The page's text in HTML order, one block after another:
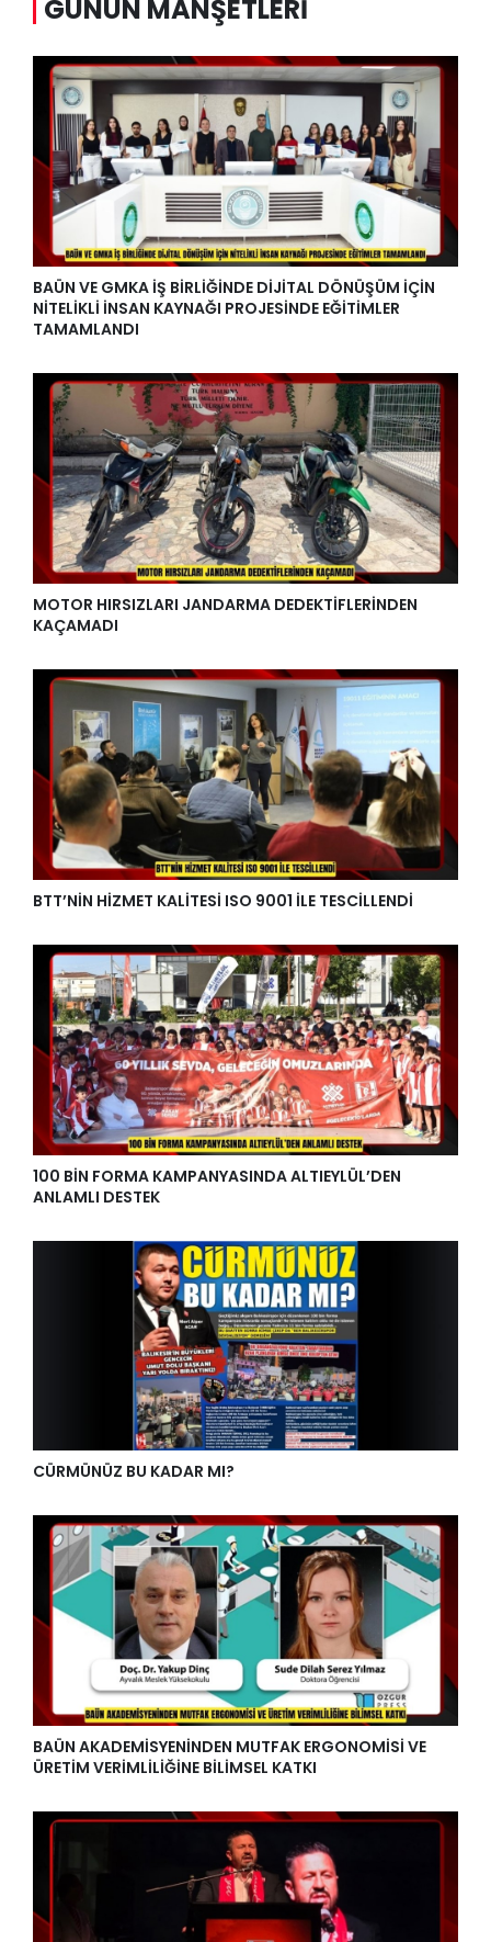
GÜNÜN MANŞETLERI
BAÜN VE GMKA İŞ BİRLİĞİNDE DİJİTAL DÖNÜŞÜM İÇİN
NİTELİKLİ İNSAN KAYNAĞI PROJESİNDE EĞİTİMLER
TAMAMLANDI
MOTOR HIRSIZLARI JANDARMA DEDEKTİFLERİNDEN
KAÇAMADI
BTT’NİN HİZMET KALİTESİ ISO 9001 İLE TESCİLLENDİ
100 BİN FORMA KAMPANYASINDA ALTIEYLÜL’DEN
ANLAMLI DESTEK
CÜRMÜNÜZ BU KADAR MI?
BAÜN AKADEMİSYENİNDEN MUTFAK ERGONOMİSİ VE
ÜRETİM VERİMLİLİĞİNE BİLİMSEL KATKI